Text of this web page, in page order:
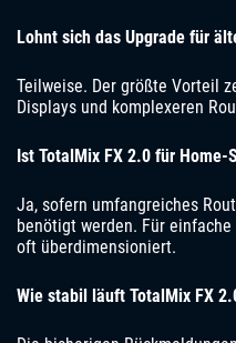
Lohnt sich das Upgrade für
Teilweise. Der größte Vorteil
Displays und komplexeren
Ist TotalMix FX 2.0 für Home-
Ja, sofern umfangreiches
benötigt werden. Für
oft überdimensioniert.
Wie stabil läuft TotalMix FX